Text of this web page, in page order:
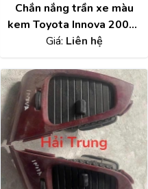
Chắn nắng trần xe màu
kem Toyota Innova 2006-
2016 Tháo Xe
Giá: Liên hệ